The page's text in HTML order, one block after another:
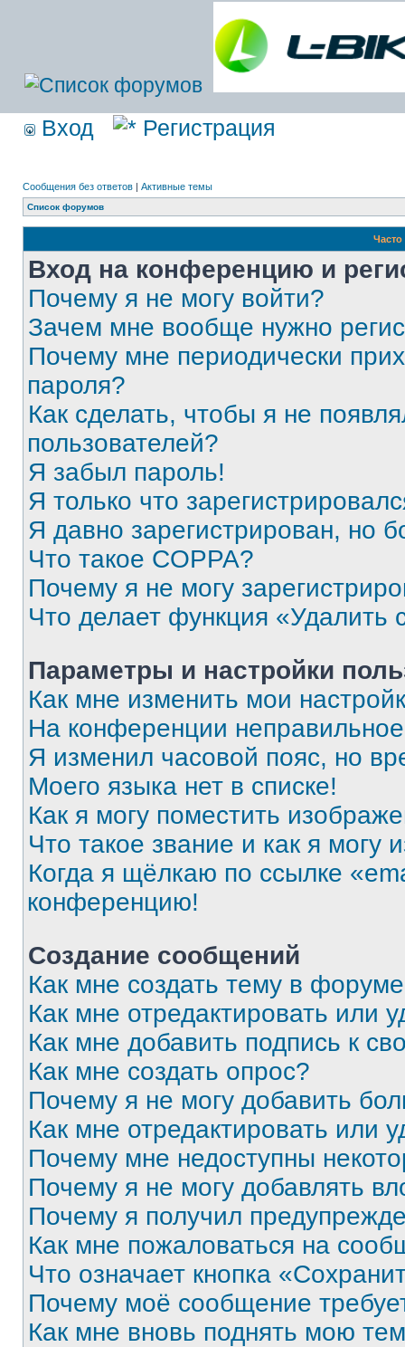
Вход Регистрация
Сообщения без ответов | Активные темы
Список форумов
Вход на конференцию и
Почему я не могу войти?
Зачем мне вообще нужно
Почему мне периодически
пароля?
Как сделать, чтобы я не
пользователей?
Я забыл пароль!
Я только что
Я давно зарегистрирован, но
Что такое COPPA?
Почему я не могу
Что делает функция «Удалить
Параметры и настройки
Как мне изменить мои
На конференции
Я изменил часовой пояс, но
Моего языка нет в списке!
Как я могу поместить
Что такое звание и как я могу
Когда я щёлкаю по ссылке
конференцию!
Создание сообщений
Как мне создать тему в
Как мне отредактировать или
Как мне добавить подпись к
Как мне создать опрос?
Почему я не могу добавить
Как мне отредактировать или
Почему мне недоступны
Почему я не могу добавлять
Почему я получил
Как мне пожаловаться на
Что означает кнопка
Почему моё сообщение
Как мне вновь поднять мою